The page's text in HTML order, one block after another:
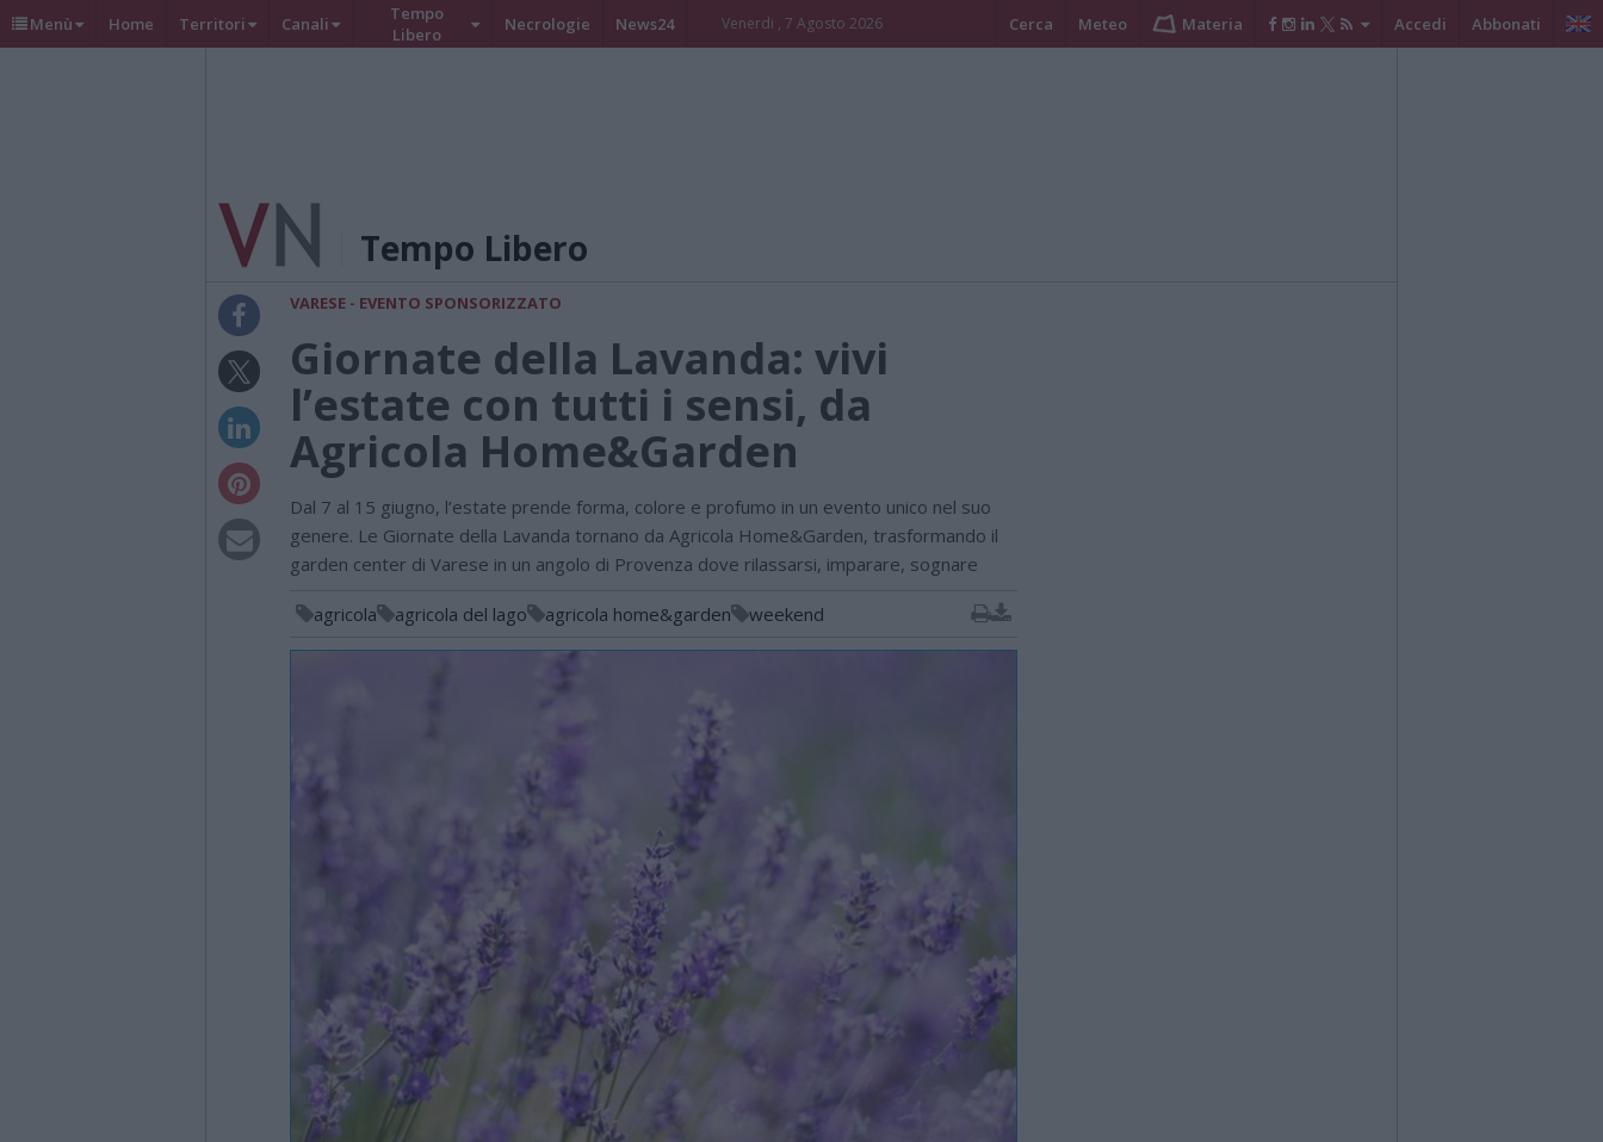
Menù Home Territori Canali
Tempo
Libero
Necrologie News24 Venerdi , 7 Agosto 2026 Cerca Meteo Materia Accedi Abbonati
Tempo Libero
VARESE - EVENTO SPONSORIZZATO
Giornate della Lavanda: vivi
l’estate con tutti i sensi, da
Agricola Home&Garden
Dal 7 al 15 giugno, l’estate prende forma, colore e profumo in un evento unico nel suo
genere. Le Giornate della Lavanda tornano da Agricola Home&Garden, trasformando il
garden center di Varese in un angolo di Provenza dove rilassarsi, imparare, sognare
agricola agricola del lago agricola home&garden weekend